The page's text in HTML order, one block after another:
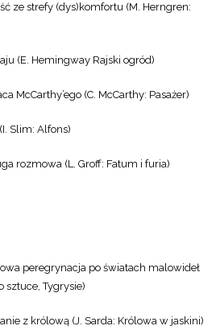
ze strefy (dys)komfortu (M. Herngren:
(E. Hemingway Rajski ogród)
McCarthy’ego (C. McCarthy: Pasażer)
Slim: Alfons)
rozmowa (L. Groff: Fatum i furia)
peregrynacja po światach malowideł
sztuce, Tygrysie)
z królową (J. Sarda: Królowa w jaskini)